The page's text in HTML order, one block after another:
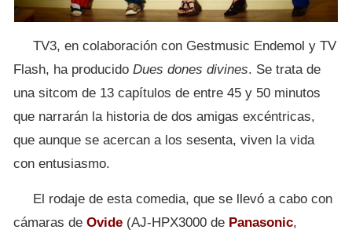
TV3, en colaboración con Gestmusic Endemol y TV
Flash, ha producido Dues dones divines. Se trata de
una sitcom de 13 capítulos de entre 45 y 50 minutos
que narrarán la historia de dos amigas excéntricas,
que aunque se acercan a los sesenta, viven la vida
con entusiasmo.
El rodaje de esta comedia, que se llevó a cabo con
cámaras de Ovide (AJ-HPX3000 de Panasonic,